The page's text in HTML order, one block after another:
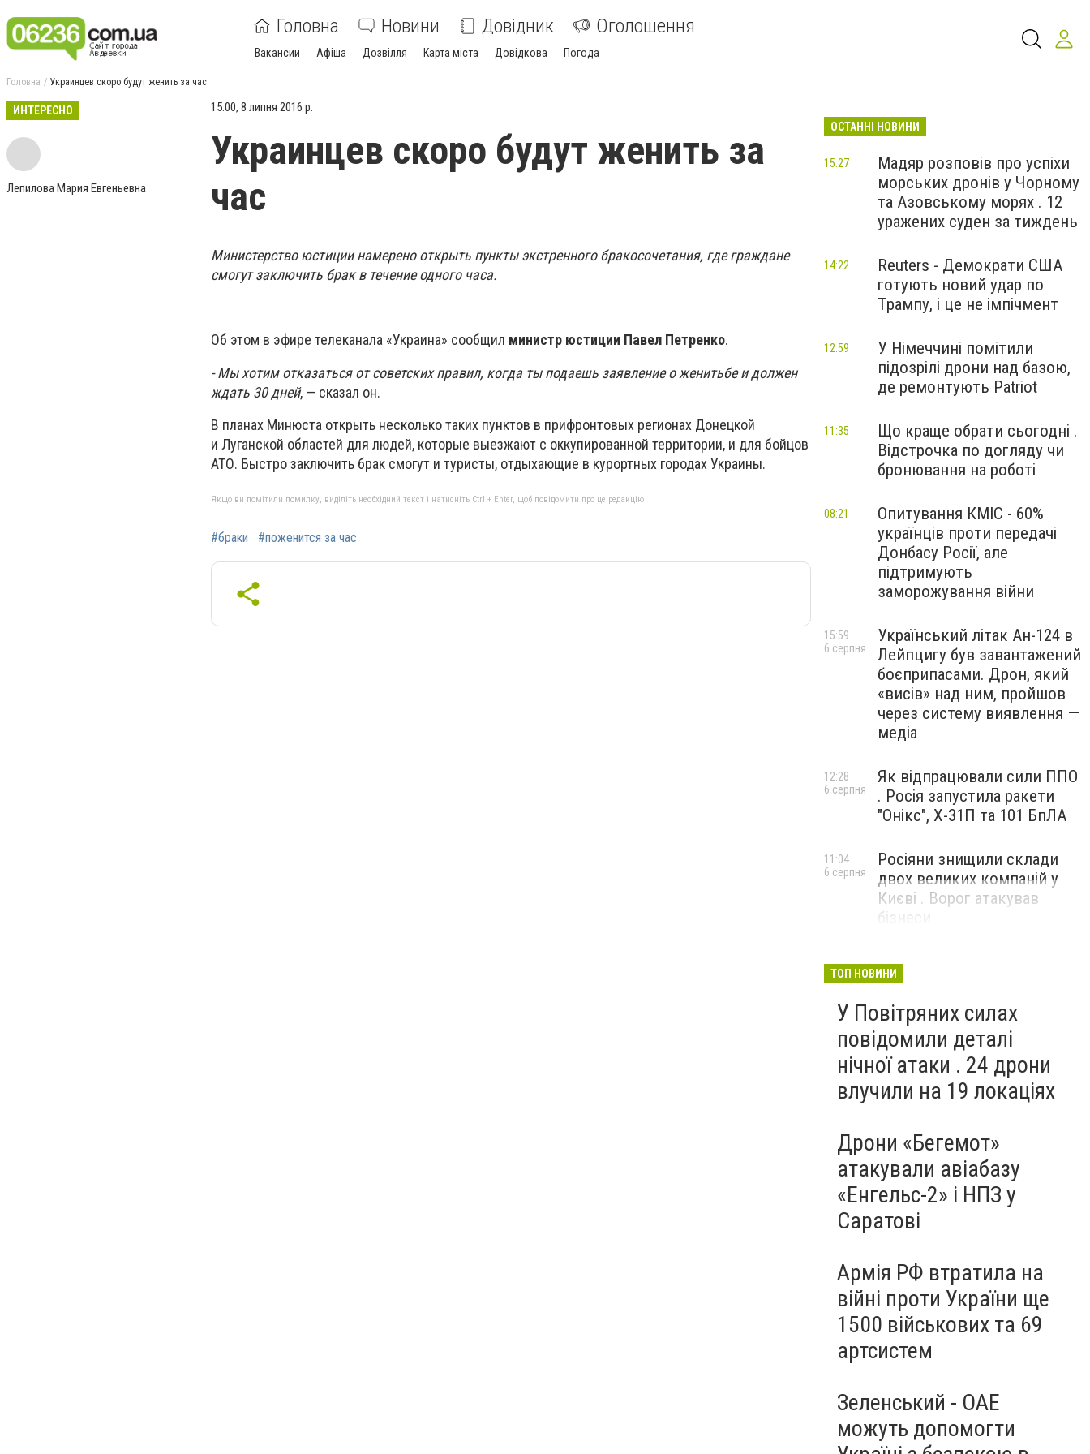
Головна Новини Довідник Оголошення
Вакансии Афіша Дозвілля Карта міста Довідкова Погода
Головна Украинцев скоро будут женить за час
ИНТЕРЕСНО
Лепилова Мария Евгеньевна
15:00, 8 липня 2016 р.
Украинцев скоро будут женить за
час
Министерство юстиции намерено открыть пункты экстренного бракосочетания, где граждане
смогут заключить брак в течение одного часа.
Об этом в эфире телеканала «Украина» сообщил министр юстиции Павел Петренко.
- Мы хотим отказаться от советских правил, когда ты подаешь заявление о женитьбе и должен
ждать 30 дней, — сказал он.
В планах Минюста открыть несколько таких пунктов в прифронтовых регионах Донецкой
и Луганской областей для людей, которые выезжают с оккупированной территории, и для бойцов
АТО. Быстро заключить брак смогут и туристы, отдыхающие в курортных городах Украины.
Якщо ви помітили помилку, виділіть необхідний текст і натисніть Ctrl + Enter, щоб повідомити про це редакцію
#браки #поженится за час
ОСТАННІ НОВИНИ
Мадяр розповів про успіхи
морських дронів у Чорному
та Азовському морях . 12
уражених суден за тиждень
15:27
Reuters - Демократи США
готують новий удар по
Трампу, і це не імпічмент
14:22
У Німеччині помітили
підозрілі дрони над базою,
де ремонтують Patriot
12:59
Що краще обрати сьогодні .
Відстрочка по догляду чи
бронювання на роботі
11:35
Опитування КМІС - 60%
українців проти передачі
Донбасу Росії, але
підтримують
заморожування війни
08:21
Український літак Ан-124 в
Лейпцигу був завантажений
боєприпасами. Дрон, який
«висів» над ним, пройшов
через систему виявлення —
медіа
15:59
6 серпня
Як відпрацювали сили ППО
. Росія запустила ракети
"Онікс", Х-31П та 101 БпЛА
12:28
6 серпня
Росіяни знищили склади
двох великих компаній у
Києві . Ворог атакував
бізнеси
11:04
6 серпня
ТОП НОВИНИ
У Повітряних силах
повідомили деталі
нічної атаки . 24 дрони
влучили на 19 локаціях
Дрони «Бегемот»
атакували авіабазу
«Енгельс-2» і НПЗ у
Саратові
Армія РФ втратила на
війні проти України ще
1500 військових та 69
артсистем
Зеленський - ОАЕ
можуть допомогти